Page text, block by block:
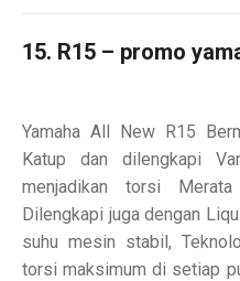
15. R15 – promo
Yamaha All New R15
Katup dan dilengkapi
menjadikan torsi
Dilengkapi juga dengan
suhu mesin stabil,
torsi maksimum di setiap